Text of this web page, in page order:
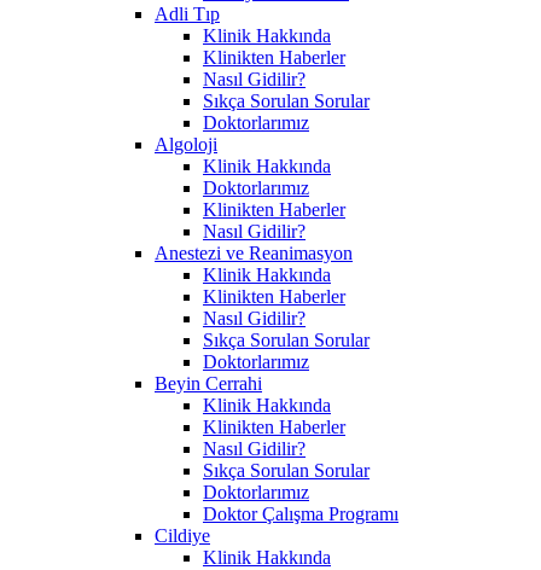
Adli Tıp
Klinik Hakkında
Klinikten Haberler
Nasıl Gidilir?
Sıkça Sorulan Sorular
Doktorlarımız
Algoloji
Klinik Hakkında
Doktorlarımız
Klinikten Haberler
Nasıl Gidilir?
Anestezi ve Reanimasyon
Klinik Hakkında
Klinikten Haberler
Nasıl Gidilir?
Sıkça Sorulan Sorular
Doktorlarımız
Beyin Cerrahi
Klinik Hakkında
Klinikten Haberler
Nasıl Gidilir?
Sıkça Sorulan Sorular
Doktorlarımız
Doktor Çalışma Programı
Cildiye
Klinik Hakkında